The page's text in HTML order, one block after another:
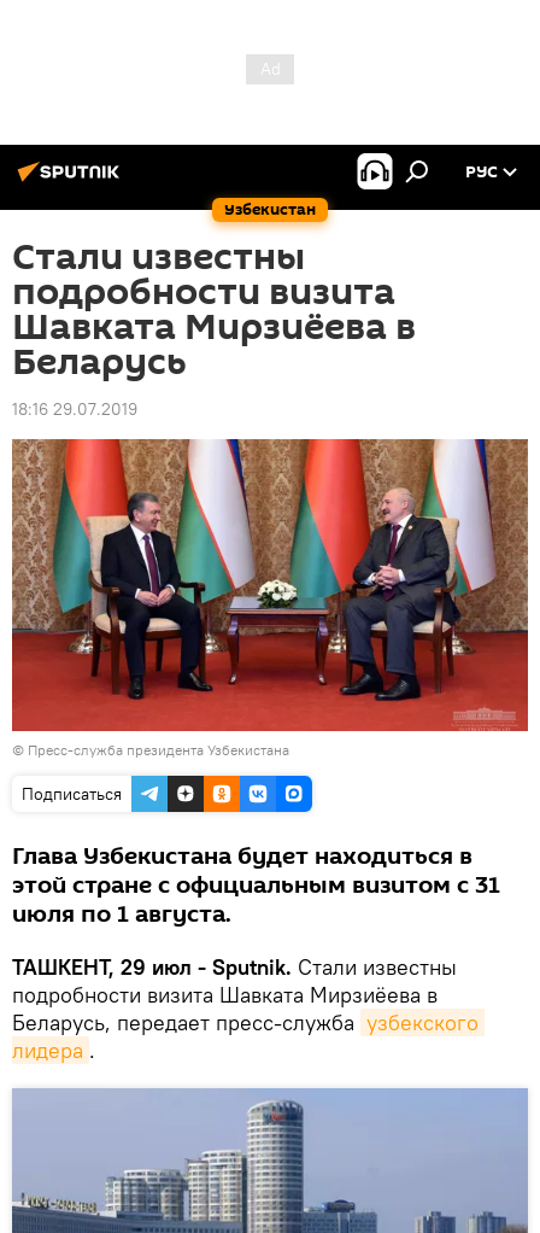
Узбекистан
РУС
Стали известны
подробности визита
Шавката Мирзиёева в
Беларусь
18:16 29.07.2019
© Пресс-служба президента Узбекистана
Подписаться
Глава Узбекистана будет находиться в
этой стране с официальным визитом с 31
июля по 1 августа.
ТАШКЕНТ, 29 июл - Sputnik. Стали известны
подробности визита Шавката Мирзиёева в
Беларусь, передает пресс-служба узбекского
лидера .